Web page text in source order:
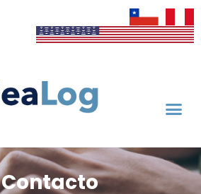
Contacto